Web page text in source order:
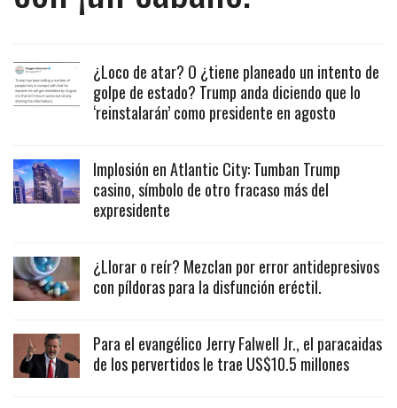
¿Loco de atar? O ¿tiene planeado un intento de
golpe de estado? Trump anda diciendo que lo
‘reinstalarán’ como presidente en agosto
Implosión en Atlantic City: Tumban Trump
casino, símbolo de otro fracaso más del
expresidente
¿Llorar o reír? Mezclan por error antidepresivos
con píldoras para la disfunción eréctil.
Para el evangélico Jerry Falwell Jr., el paracaidas
de los pervertidos le trae US$10.5 millones